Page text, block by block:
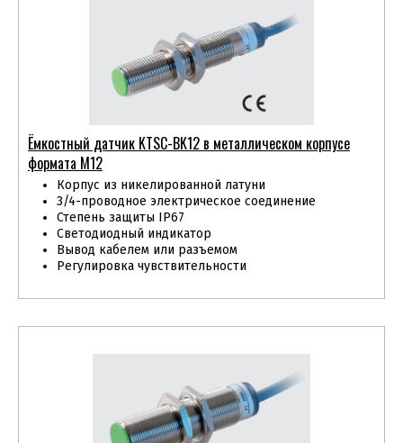
Ёмкостный датчик KTSС-BK12 в металлическом корпусе
формата М12
Корпус из никелированной латуни
3/4-проводное электрическое соединение
Степень защиты IP67
Светодиодный индикатор
Вывод кабелем или разъемом
Регулировка чувствительности